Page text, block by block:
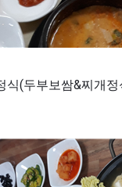
식(두부보쌈&찌개정